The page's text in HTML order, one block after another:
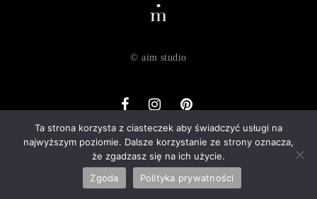
Ta strona korzysta z ciasteczek aby świadczyć usługi na
najwyższym poziomie. Dalsze korzystanie ze strony oznacza,
że zgadzasz się na ich użycie.
Zgoda
Polityka prywatności
© aim studio
o nas dostawa zwroty regulamin
polityka prywatności
kontakt